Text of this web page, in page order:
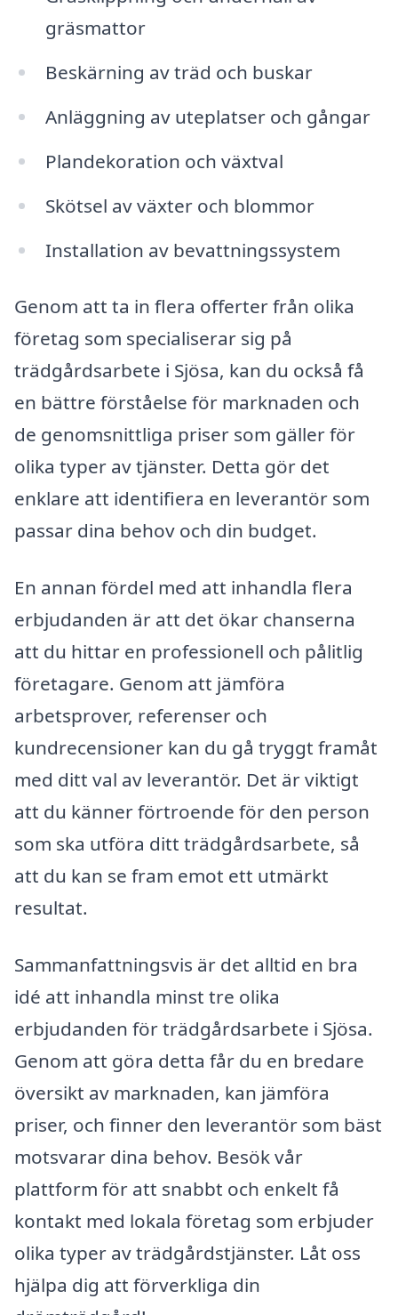
gräsmattor
Beskärning av träd och buskar
Anläggning av uteplatser och gångar
Plandekoration och växtval
Skötsel av växter och blommor
Installation av bevattningssystem
Genom att ta in flera offerter från olika
företag som specialiserar sig på
trädgårdsarbete i Sjösa, kan du också få
en bättre förståelse för marknaden och
de genomsnittliga priser som gäller för
olika typer av tjänster. Detta gör det
enklare att identifiera en leverantör som
passar dina behov och din budget.
En annan fördel med att inhandla flera
erbjudanden är att det ökar chanserna
att du hittar en professionell och pålitlig
företagare. Genom att jämföra
arbetsprover, referenser och
kundrecensioner kan du gå tryggt framåt
med ditt val av leverantör. Det är viktigt
att du känner förtroende för den person
som ska utföra ditt trädgårdsarbete, så
att du kan se fram emot ett utmärkt
resultat.
Sammanfattningsvis är det alltid en bra
idé att inhandla minst tre olika
erbjudanden för trädgårdsarbete i Sjösa.
Genom att göra detta får du en bredare
översikt av marknaden, kan jämföra
priser, och finner den leverantör som bäst
motsvarar dina behov. Besök vår
plattform för att snabbt och enkelt få
kontakt med lokala företag som erbjuder
olika typer av trädgårdstjänster. Låt oss
hjälpa dig att förverkliga din